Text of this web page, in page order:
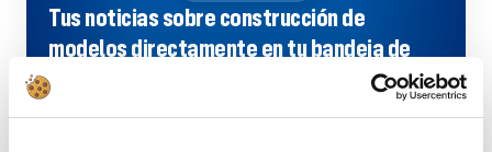
Tus noticias sobre construcción de
modelos directamente en tu bandeja de
entrada, ¡más un descuento de 10 € como
regalo inicial con la newsletter de Revell!